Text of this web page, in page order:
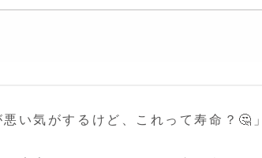
悪い気がするけど、これって寿命？🤔